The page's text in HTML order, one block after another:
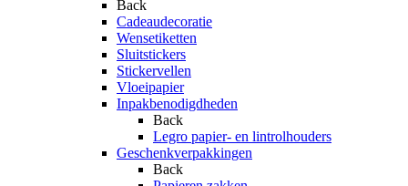
Back
Cadeaudecoratie
Wensetiketten
Sluitstickers
Stickervellen
Vloeipapier
Inpakbenodigdheden
Back
Legro papier- en lintrolhouders
Geschenkverpakkingen
Back